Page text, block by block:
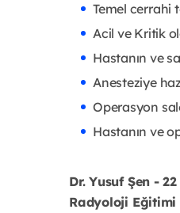
Temel cerrahi
Acil ve Kritik
Hastanın ve
Anesteziye
Operasyon
Hastanın ve
Dr. Yusuf Şen -
Radyoloji Eğitimi